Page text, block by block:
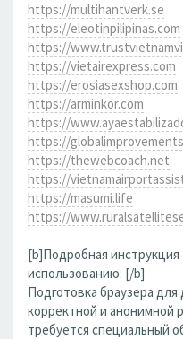
https://multihantverk.se
https://eleotinpilipinas.com
https://
https://vietairexpress.com
https://erosiasexshop.com
https://arminkor.com
https://
https://
https://thewebcoach.net
https://
https://masumi.life
https://
[b]Подробная инструкция
использованию: [/b]
Подготовка браузера для
корректной и анонимной
требуется специальный